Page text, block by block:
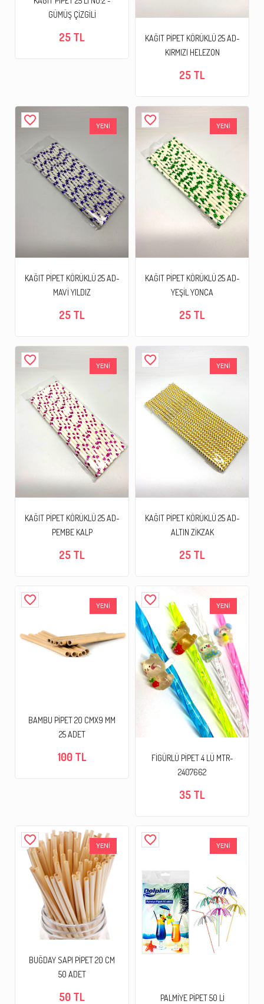
GÜMÜŞ ÇİZGİLİ
25 TL
KAĞIT PİPET KÖRÜKLÜ 25 AD-
KIRMIZI HELEZON
25 TL
favorite_border YENİ
KAĞIT PİPET KÖRÜKLÜ 25 AD-
MAVİ YILDIZ
25 TL
favorite_border YENİ
KAĞIT PİPET KÖRÜKLÜ 25 AD-
YEŞİL YONCA
25 TL
favorite_border YENİ
KAĞIT PİPET KÖRÜKLÜ 25 AD-
PEMBE KALP
25 TL
favorite_border YENİ
KAĞIT PİPET KÖRÜKLÜ 25 AD-
ALTIN ZİKZAK
25 TL
favorite_border YENİ
BAMBU PİPET 20 CMX9 MM
25 ADET
100 TL
favorite_border YENİ
FİGÜRLÜ PİPET 4 LÜ MTR-
2407662
35 TL
favorite_border YENİ
BUĞDAY SAPI PİPET 20 CM
50 ADET
50 TL
favorite_border YENİ
PALMİYE PİPET 50 Lİ